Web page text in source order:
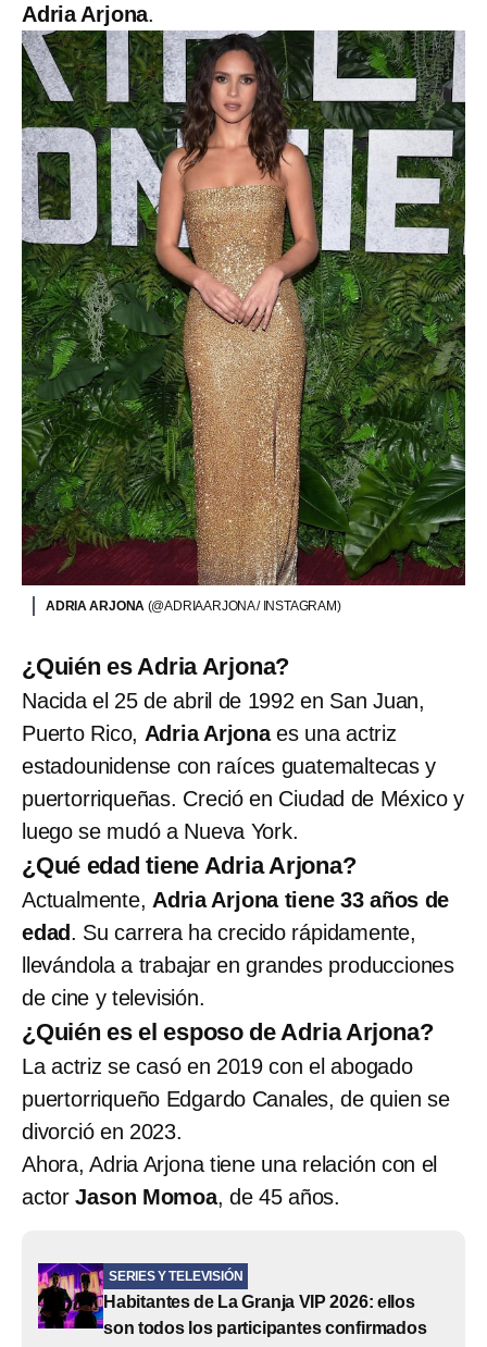
Adria Arjona.
ADRIA ARJONA (@ADRIAARJONA / INSTAGRAM)
¿Quién es Adria Arjona?
Nacida el 25 de abril de 1992 en San Juan,
Puerto Rico, Adria Arjonaes una actriz
estadounidense con raíces guatemaltecas y
puertorriqueñas. Creció en Ciudad de México y
luego se mudó a Nueva York.
¿Qué edad tiene Adria Arjona?
Actualmente, Adria Arjona tiene 33 años de
edad . Su carrera ha crecido rápidamente,
llevándola a trabajar en grandes producciones
de cine y televisión.
¿Quién es el esposo de Adria Arjona?
La actriz se casó en 2019 con el abogado
puertorriqueño Edgardo Canales, de quien se
divorció en 2023.
Ahora, Adria Arjona tiene una relación con el
actorJason Momoa, de 45 años.
SERIES Y TELEVISIÓN
Habitantes de La Granja VIP 2026: ellos
son todos los participantes confirmados